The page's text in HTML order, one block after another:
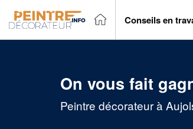
Conseils en
On vous fait
Peintre décorateur à